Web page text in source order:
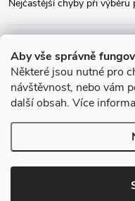
Aby vše správně
Některé jsou nutné pro
návštěvnost, nebo vám
další obsah. Více
Nejčastější chyby při výběru
Instagram
Copyright 2026Relax-